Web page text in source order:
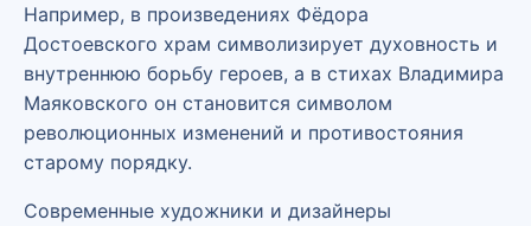
Например, в произведениях Фёдора
Достоевского храм символизирует духовность и
внутреннюю борьбу героев, а в стихах Владимира
Маяковского он становится символом
революционных изменений и противостояния
старому порядку.
Современные художники и дизайнеры